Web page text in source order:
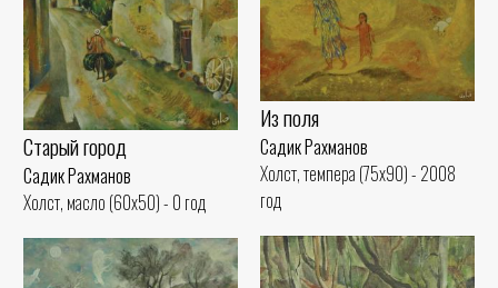
Старый город
Садик Рахманов
Холст, масло (60x50) - 0 год
Из поля
Садик Рахманов
Холст, темпера (75x90) - 2008
год